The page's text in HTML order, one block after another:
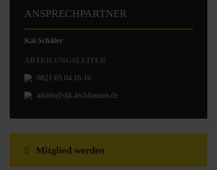
ANSPRECHPARTNER
Kai Schäfer
ABTEILUNGSLEITER
0821 65 04 16 16
aikido@djk-lechhausen.de
Mitglied werden